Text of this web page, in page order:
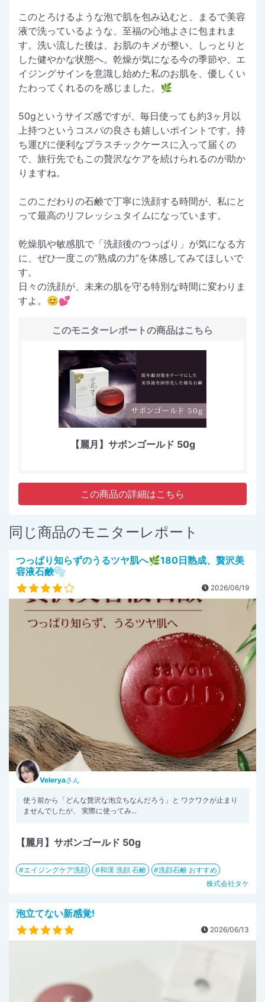
このとろけるような泡で肌を包み込むと、まるで美容
液で洗っているような、至福の心地よさに包まれま
す。洗い流した後は、お肌のキメが整い、しっとりと
した健やかな状態へ。乾燥が気になる今の季節や、エ
イジングサインを意識し始めた私のお肌を、優しくい
たわってくれるのを感じました。🌿
50gというサイズ感ですが、毎日使っても約3ヶ月以
上持つというコスパの良さも嬉しいポイントです。持
ち運びに便利なプラスチックケースに入って届くの
で、旅行先でもこの贅沢なケアを続けられるのが助か
りますね。
このこだわりの石鹸で丁寧に洗顔する時間が、私にと
って最高のリフレッシュタイムになっています。
乾燥肌や敏感肌で「洗顔後のつっぱり」が気になる方
に、ぜひ一度この“熟成の力”を体感してみてほしいで
す。
日々の洗顔が、未来の肌を守る特別な時間に変わりま
すよ。😊💕
このモニターレポートの商品はこちら
【麗月】サボンゴールド 50g
この商品の詳細はこちら
同じ商品のモニターレポート
つっぱり知らずのうるツヤ肌へ🌿180日熟成、贅沢美
容液石鹸🫧
2026/06/19
Veleryaさん
使う前から「どんな贅沢な泡立ちなんだろう」と ワクワクが止まり
ませんでしたが、 実際に使ってみ...
【麗月】サボンゴールド 50g
エイジングケア洗顔 和漢 洗顔 石鹸
洗顔石鹸 おすすめ
株式会社タケ
泡立てない新感覚!
2026/06/13